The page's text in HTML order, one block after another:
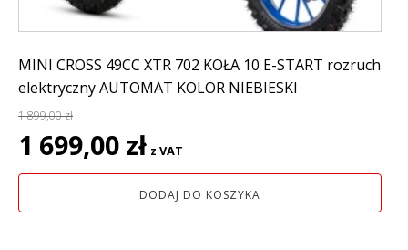
MINI CROSS 49CC XTR 702 KOŁA 10 E-START rozruch
elektryczny AUTOMAT KOLOR NIEBIESKI
1 899,00zł
Pierwotna
cena
wynosiła:
1 699,00 zł cena
wynosi:
1
z VAT
DODAJ DO KOSZYKA